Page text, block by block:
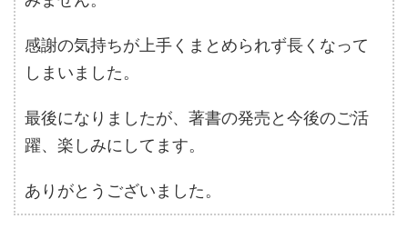
感謝の気持ちが上手くまとめられず長くなって
しまいました。
最後になりましたが、著書の発売と今後のご活
躍、楽しみにしてます。
ありがとうございました。